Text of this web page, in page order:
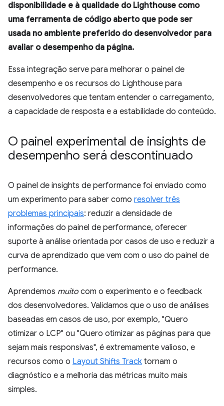
disponibilidade e à qualidade do Lighthouse como
uma ferramenta de código aberto que pode ser
usada no ambiente preferido do desenvolvedor para
avaliar o desempenho da página.
Essa integração serve para melhorar o painel de
desempenho e os recursos do Lighthouse para
desenvolvedores que tentam entender o carregamento,
a capacidade de resposta e a estabilidade do conteúdo.
O painel experimental de insights de
desempenho será descontinuado
O painel de insights de performance foi enviado como
um experimento para saber como resolver três
problemas principais: reduzir a densidade de
informações do painel de performance, oferecer
suporte à análise orientada por casos de uso e reduzir a
curva de aprendizado que vem com o uso do painel de
performance.
Aprendemos muito com o experimento e o feedback
dos desenvolvedores. Validamos que o uso de análises
baseadas em casos de uso, por exemplo, "Quero
otimizar o LCP" ou "Quero otimizar as páginas para que
sejam mais responsivas", é extremamente valioso, e
recursos como o Layout Shifts Track tornam o
diagnóstico e a melhoria das métricas muito mais
simples.